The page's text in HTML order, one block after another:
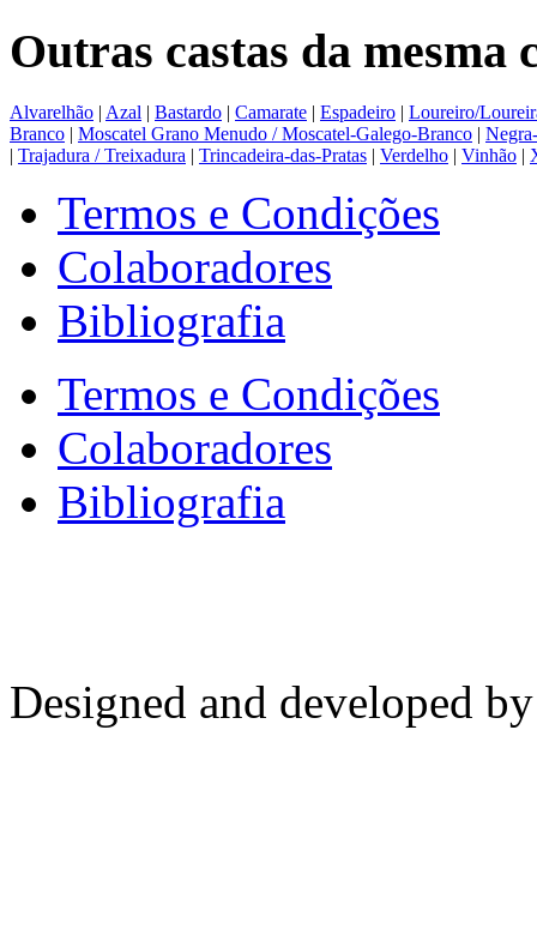
Outras castas da mesma
Alvarelhão | Azal | Bastardo | Camarate | Espadeiro | Loureiro/
Branco | Moscatel Grano Menudo / Moscatel-Galego-Branco |
| Trajadura / Treixadura | Trincadeira-das-Pratas | Verdelho | Vinhão |
Termos e Condições
Colaboradores
Bibliografia
Termos e Condições
Colaboradores
Bibliografia
Designed and developed